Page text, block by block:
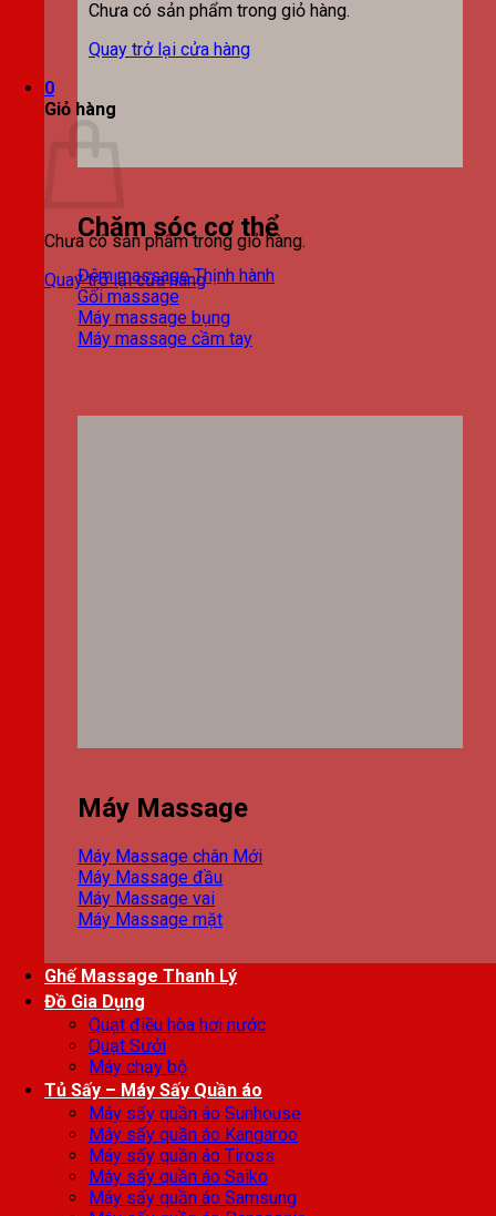
Chưa có sản phẩm trong giỏ hàng.
Quay trở lại cửa hàng
0
Giỏ hàng
Chưa có sản phẩm trong giỏ hàng.
Quay trở lại cửa hàng
Chăm sóc cơ thể
Đệm massage
Gối massage
Máy massage bụng
Máy massage cầm tay
Máy Massage
Máy Massage chân
Máy Massage đầu
Máy Massage vai
Máy Massage mặt
Ghế Massage Thanh Lý
Đồ Gia Dụng
Quạt điều hòa hơi nước
Quạt Sưởi
Máy chạy bộ
Tủ Sấy – Máy Sấy Quần áo
Máy sấy quần áo Sunhouse
Máy sấy quần áo Kangaroo
Máy sấy quần áo Tiross
Máy sấy quần áo Saiko
Máy sấy quần áo Samsung